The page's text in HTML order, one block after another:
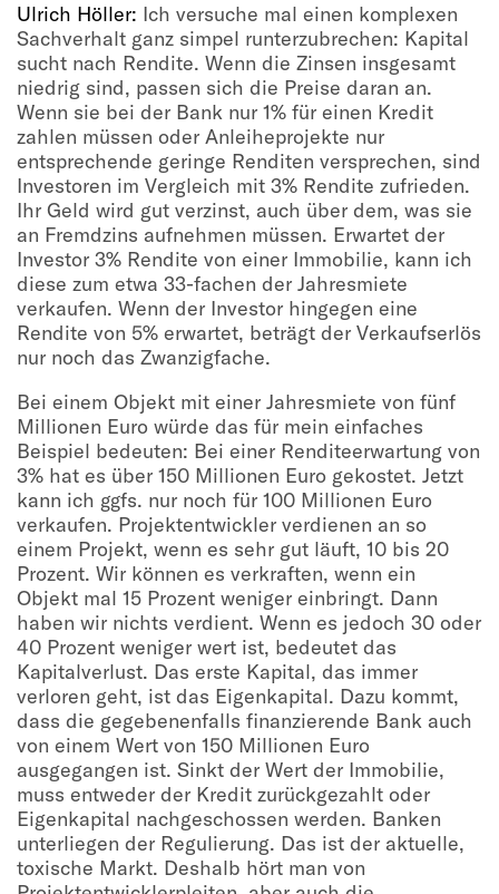
Ulrich Höller: Ich versuche mal einen komplexen
Sachverhalt ganz simpel runterzubrechen: Kapital
sucht nach Rendite. Wenn die Zinsen insgesamt
niedrig sind, passen sich die Preise daran an.
Wenn sie bei der Bank nur 1% für einen Kredit
zahlen müssen oder Anleiheprojekte nur
entsprechende geringe Renditen versprechen, sind
Investoren im Vergleich mit 3% Rendite zufrieden.
Ihr Geld wird gut verzinst, auch über dem, was sie
an Fremdzins aufnehmen müssen. Erwartet der
Investor 3% Rendite von einer Immobilie, kann ich
diese zum etwa 33-fachen der Jahresmiete
verkaufen. Wenn der Investor hingegen eine
Rendite von 5% erwartet, beträgt der Verkaufserlös
nur noch das Zwanzigfache.
Bei einem Objekt mit einer Jahresmiete von fünf
Millionen Euro würde das für mein einfaches
Beispiel bedeuten: Bei einer Renditeerwartung von
3% hat es über 150 Millionen Euro gekostet. Jetzt
kann ich ggfs. nur noch für 100 Millionen Euro
verkaufen. Projektentwickler verdienen an so
einem Projekt, wenn es sehr gut läuft, 10 bis 20
Prozent. Wir können es verkraften, wenn ein
Objekt mal 15 Prozent weniger einbringt. Dann
haben wir nichts verdient. Wenn es jedoch 30 oder
40 Prozent weniger wert ist, bedeutet das
Kapitalverlust. Das erste Kapital, das immer
verloren geht, ist das Eigenkapital. Dazu kommt,
dass die gegebenenfalls finanzierende Bank auch
von einem Wert von 150 Millionen Euro
ausgegangen ist. Sinkt der Wert der Immobilie,
muss entweder der Kredit zurückgezahlt oder
Eigenkapital nachgeschossen werden. Banken
unterliegen der Regulierung. Das ist der aktuelle,
toxische Markt. Deshalb hört man von